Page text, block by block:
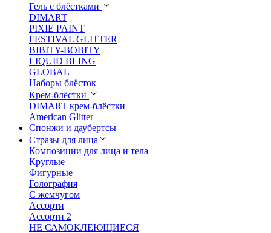
Гель с блёстками
DIMART
PIXIE PAINT
FESTIVAL GLITTER
BIBITY-BOBITY
LIQUID BLING
GLOBAL
Наборы блёсток
Крем-блёстки
DIMART крем-блёстки
American Glitter
Спонжи и даубертсы
Стразы для лица
Композиции для лица и тела
Круглые
Фигурные
Голография
С жемчугом
Ассорти
Ассорти 2
НЕ САМОКЛЕЮЩИЕСЯ